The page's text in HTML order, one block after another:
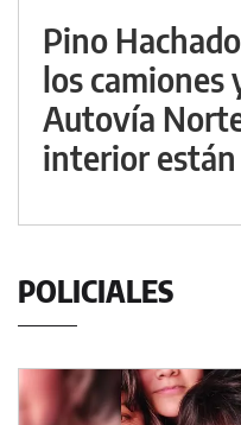
Pino
los camiones
Autovía
interior
POLICIALES